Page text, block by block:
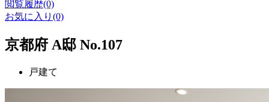
閲覧履歴(0)
お気に入り(0)
京都府 A邸 No.107
戸建て